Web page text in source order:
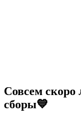
Совсем
сборы💙